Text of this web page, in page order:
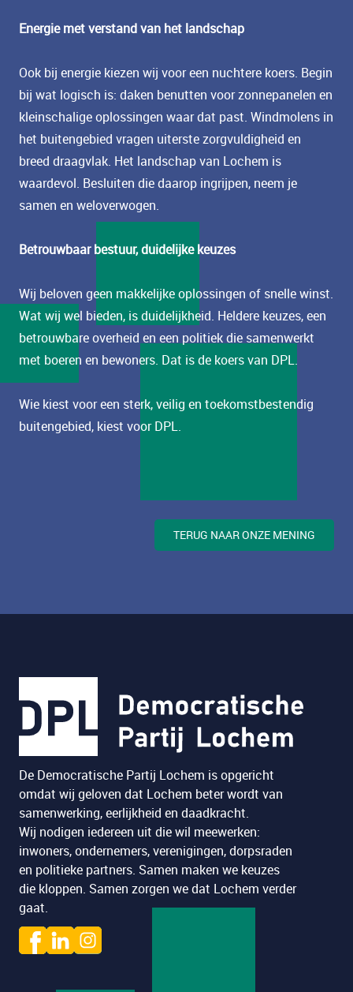
Energie met verstand van het landschap
Ook bij energie kiezen wij voor een nuchtere koers. Begin
bij wat logisch is: daken benutten voor zonnepanelen en
kleinschalige oplossingen waar dat past. Windmolens in
het buitengebied vragen uiterste zorgvuldigheid en
breed draagvlak. Het landschap van Lochem is
waardevol. Besluiten die daarop ingrijpen, neem je
samen en weloverwogen.
Betrouwbaar bestuur, duidelijke keuzes
Wij beloven geen makkelijke oplossingen of snelle winst.
Wat wij wel bieden, is duidelijkheid. Heldere keuzes, een
betrouwbare overheid en een politiek die samenwerkt
met boeren en bewoners. Dat is de koers van DPL.
Wie kiest voor een sterk, veilig en toekomstbestendig
buitengebied, kiest voor DPL.
TERUG NAAR ONZE MENING
De Democratische Partij Lochem is opgericht
omdat wij geloven dat Lochem beter wordt van
samenwerking, eerlijkheid en daadkracht.
Wij nodigen iedereen uit die wil meewerken:
inwoners, ondernemers, verenigingen, dorpsraden
en politieke partners. Samen maken we keuzes
die kloppen. Samen zorgen we dat Lochem verder
gaat.